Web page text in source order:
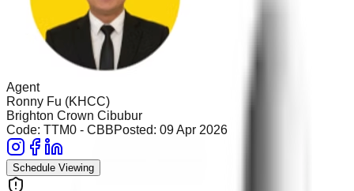
Agent
Ronny Fu (KHCC)
Brighton Crown Cibubur
Code: TTM0 - CBBPosted: 09 Apr 2026
Schedule Viewing